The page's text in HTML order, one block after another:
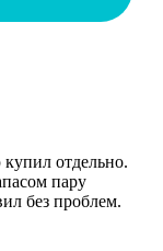
отдельно.
пару
без проблем.